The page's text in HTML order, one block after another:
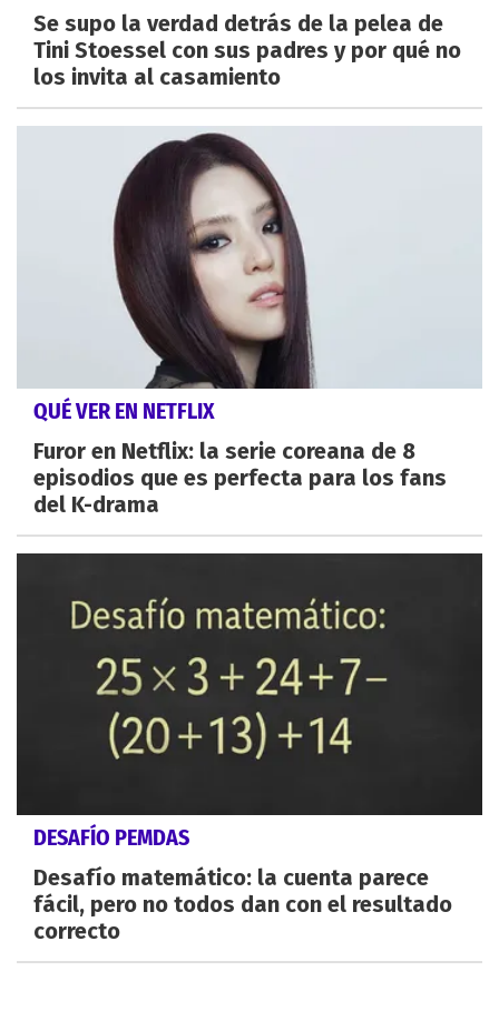
Se supo la verdad detrás de la pelea de
Tini Stoessel con sus padres y por qué no
los invita al casamiento
QUÉ VER EN NETFLIX
Furor en Netflix: la serie coreana de 8
episodios que es perfecta para los fans
del K-drama
DESAFÍO PEMDAS
Desafío matemático: la cuenta parece
fácil, pero no todos dan con el resultado
correcto